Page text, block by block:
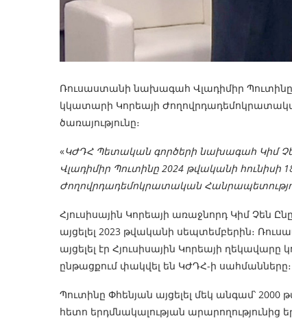
Ռուսաստանի նախագահ Վլադիմիր
կկատարի Կորեայի
ծառայությունը։
«ԿԺԴՀ Պետական ​​գործերի նախագահ Կիմ
Վլադիմիր Պուտինը 2024 թվականի
Ժողովրդադեմոկրատական
Հյուսիսային Կորեայի առաջնորդ Կիմ Չեն
այցելել 2023 թվականի սեպտեմբերին։
այցելել էր Հյուսիսային Կորեայի
ընթացքում փակվել են ԿԺԴՀ-ի սահմանները։
Պուտինը Փհենյան այցելել մեկ անգամ՝
հետո երդմնակալության արարողությունից